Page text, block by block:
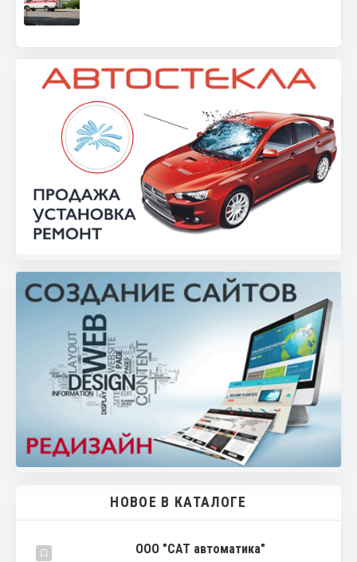
НОВОЕ В КАТАЛОГЕ
ООО "САТ автоматика"